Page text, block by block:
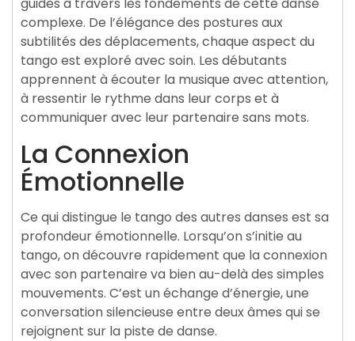
complexe. De l’élégance des postures aux
subtilités des déplacements, chaque aspect du
tango est exploré avec soin. Les débutants
apprennent à écouter la musique avec attention,
à ressentir le rythme dans leur corps et à
communiquer avec leur partenaire sans mots.
La Connexion
Émotionnelle
Ce qui distingue le tango des autres danses est sa
profondeur émotionnelle. Lorsqu’on s’initie au
tango, on découvre rapidement que la connexion
avec son partenaire va bien au-delà des simples
mouvements. C’est un échange d’énergie, une
conversation silencieuse entre deux âmes qui se
rejoignent sur la piste de danse.